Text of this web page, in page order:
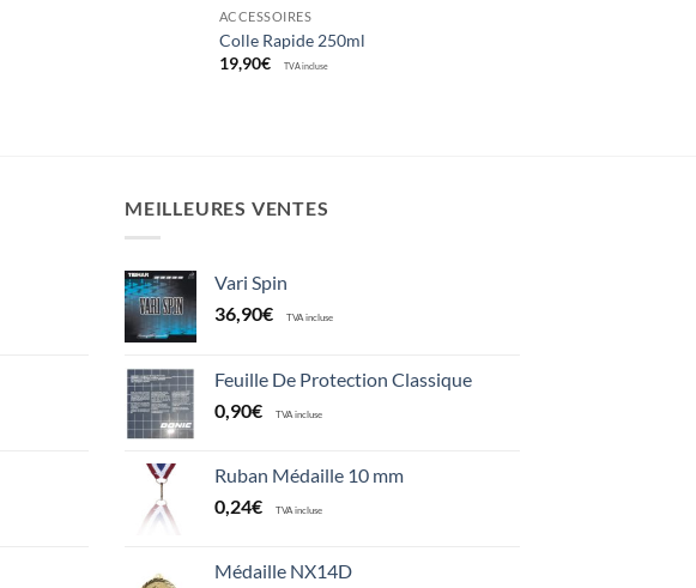
ACCESSOIRES
Colle Rapide 250ml
19,90€ TVA incluse
MEILLEURES VENTES
Vari Spin
36,90€ TVA incluse
Feuille De Protection Classique
0,90€ TVA incluse
Ruban Médaille 10 mm
0,24€ TVA incluse
Médaille NX14D